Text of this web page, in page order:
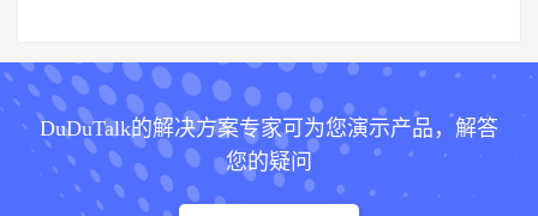
DuDuTalk的解决方案专家可为您演示产品，解答
您的疑问